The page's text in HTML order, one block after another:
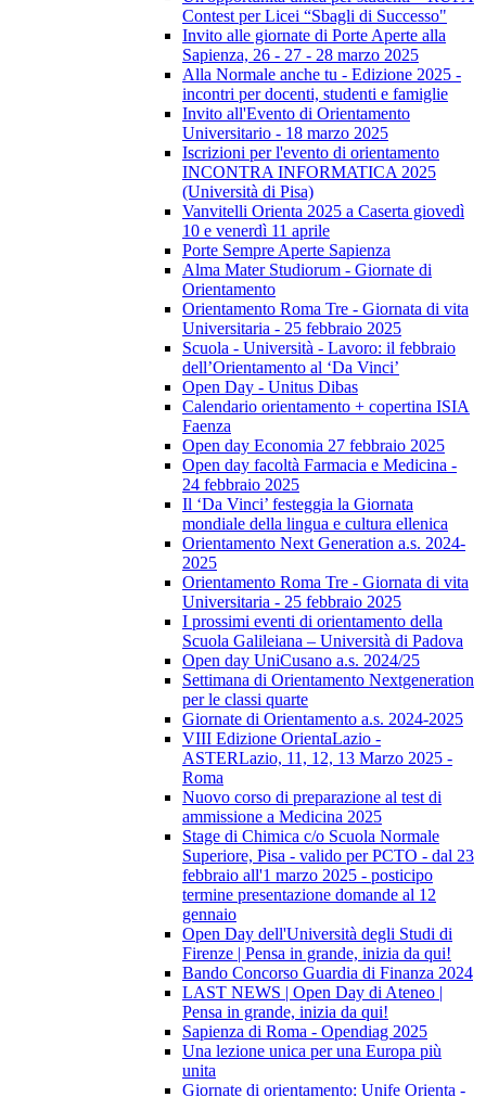
Contest per Licei “Sbagli di Successo"
Invito alle giornate di Porte Aperte alla
Sapienza, 26 - 27 - 28 marzo 2025
Alla Normale anche tu - Edizione 2025 -
incontri per docenti, studenti e famiglie
Invito all'Evento di Orientamento
Universitario - 18 marzo 2025
Iscrizioni per l'evento di orientamento
INCONTRA INFORMATICA 2025
(Università di Pisa)
Vanvitelli Orienta 2025 a Caserta giovedì
10 e venerdì 11 aprile
Porte Sempre Aperte Sapienza
Alma Mater Studiorum - Giornate di
Orientamento
Orientamento Roma Tre - Giornata di vita
Universitaria - 25 febbraio 2025
Scuola - Università - Lavoro: il febbraio
dell’Orientamento al ‘Da Vinci’
Open Day - Unitus Dibas
Calendario orientamento + copertina ISIA
Faenza
Open day Economia 27 febbraio 2025
Open day facoltà Farmacia e Medicina -
24 febbraio 2025
Il ‘Da Vinci’ festeggia la Giornata
mondiale della lingua e cultura ellenica
Orientamento Next Generation a.s. 2024-
2025
Orientamento Roma Tre - Giornata di vita
Universitaria - 25 febbraio 2025
I prossimi eventi di orientamento della
Scuola Galileiana – Università di Padova
Open day UniCusano a.s. 2024/25
Settimana di Orientamento Nextgeneration
per le classi quarte
Giornate di Orientamento a.s. 2024-2025
VIII Edizione OrientaLazio -
ASTERLazio, 11, 12, 13 Marzo 2025 -
Roma
Nuovo corso di preparazione al test di
ammissione a Medicina 2025
Stage di Chimica c/o Scuola Normale
Superiore, Pisa - valido per PCTO - dal 23
febbraio all'1 marzo 2025 - posticipo
termine presentazione domande al 12
gennaio
Open Day dell'Università degli Studi di
Firenze | Pensa in grande, inizia da qui!
Bando Concorso Guardia di Finanza 2024
LAST NEWS | Open Day di Ateneo |
Pensa in grande, inizia da qui!
Sapienza di Roma - Opendiag 2025
Una lezione unica per una Europa più
unita
Giornate di orientamento: Unife Orienta -